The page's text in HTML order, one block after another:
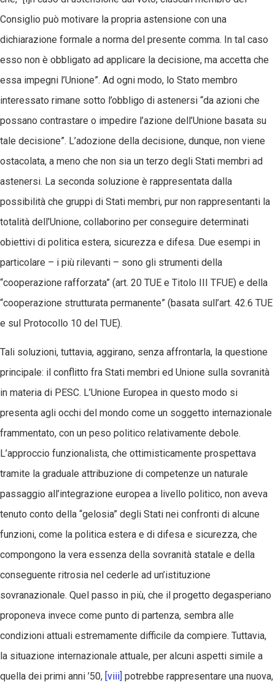
Consiglio può motivare la propria astensione con una
dichiarazione formale a norma del presente comma. In tal caso
esso non è obbligato ad applicare la decisione, ma accetta che
essa impegni l’Unione”. Ad ogni modo, lo Stato membro
interessato rimane sotto l’obbligo di astenersi “da azioni che
possano contrastare o impedire l’azione dell’Unione basata su
tale decisione”. L’adozione della decisione, dunque, non viene
ostacolata, a meno che non sia un terzo degli Stati membri ad
astenersi. La seconda soluzione è rappresentata dalla
possibilità che gruppi di Stati membri, pur non rappresentanti la
totalità dell’Unione, collaborino per conseguire determinati
obiettivi di politica estera, sicurezza e difesa. Due esempi in
particolare – i più rilevanti – sono gli strumenti della
“cooperazione rafforzata” (art. 20 TUE e Titolo III TFUE) e della
“cooperazione strutturata permanente” (basata sull’art. 42.6 TUE
e sul Protocollo 10 del TUE).
Tali soluzioni, tuttavia, aggirano, senza affrontarla, la questione
principale: il conflitto fra Stati membri ed Unione sulla sovranità
in materia di PESC. L’Unione Europea in questo modo si
presenta agli occhi del mondo come un soggetto internazionale
frammentato, con un peso politico relativamente debole.
L’approccio funzionalista, che ottimisticamente prospettava
tramite la graduale attribuzione di competenze un naturale
passaggio all’integrazione europea a livello politico, non aveva
tenuto conto della “gelosia” degli Stati nei confronti di alcune
funzioni, come la politica estera e di difesa e sicurezza, che
compongono la vera essenza della sovranità statale e della
conseguente ritrosia nel cederle ad un’istituzione
sovranazionale. Quel passo in più, che il progetto degasperiano
proponeva invece come punto di partenza, sembra alle
condizioni attuali estremamente difficile da compiere. Tuttavia,
la situazione internazionale attuale, per alcuni aspetti simile a
quella dei primi anni ’50, [viii] potrebbe rappresentare una nuova,